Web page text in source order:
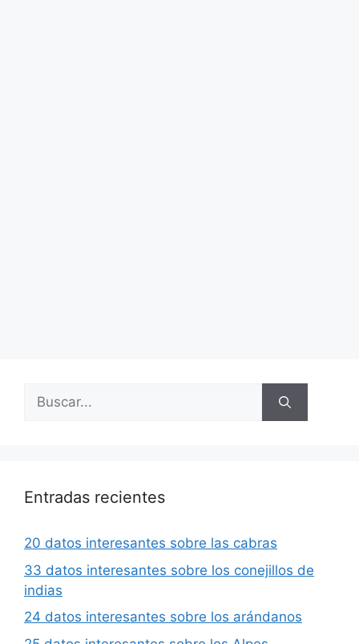
Buscar:
Entradas recientes
20 datos interesantes sobre las cabras
33 datos interesantes sobre los conejillos de
indias
24 datos interesantes sobre los arándanos